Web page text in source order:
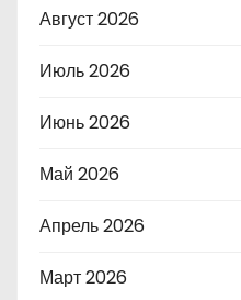
Август 2026
Июль 2026
Июнь 2026
Май 2026
Апрель 2026
Март 2026